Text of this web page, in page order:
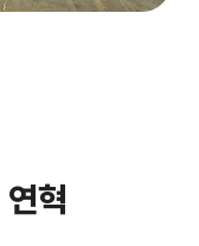
연혁